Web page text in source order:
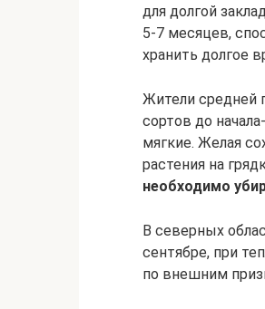
для долгой
5-7 месяцев,
хранить долгое
Жители средней
сортов до
мягкие. Желая
растения на
необходимо
В северных
сентябре, при
по внешним